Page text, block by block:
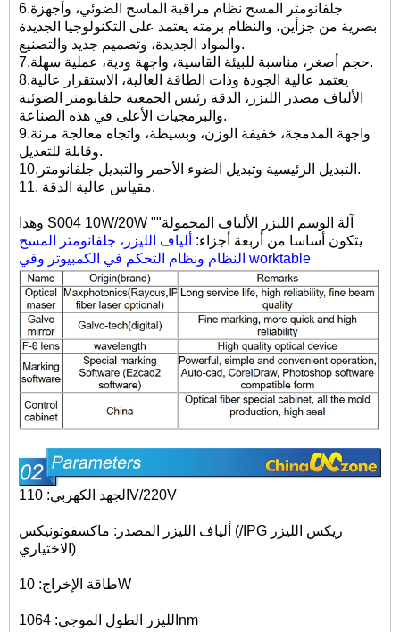
6.جلفانومتر المسح نظام مراقبة الماسح الضوئي، وأجهزة
بصرية من جزأين، والنظام برمته يعتمد على التكنولوجيا الجديدة
والمواد الجديدة، وتصميم جديد والتصنيع.
7.
حجم أصغر، مناسبة للبيئة القاسية، واجهة ودية، عملية سهلة.
8.يعتمد عالية الجودة وذات الطاقة العالية، الاستقرار عالية
الألياف مصدر الليزر، الدقة رئيس الجمعية جلفانومتر الضوئية
والبرمجيات الأعلى في هذه الصناعة.
9.واجهة المدمجة، خفيفة الوزن، وبسيطة، واتجاه معالجة مرنة
وقابلة للتعديل.
10.
التبديل الرئيسية وتبديل الضوء الأحمر والتبديل جلفانومتر.
11.
مقياس عالية الدقة.
وهذا S004 10W/20W "آلة الوسم الليزر الألياف المحمولة"
يتكون أساسا من أربعة أجزاء: ألياف الليزر، جلفانومتر المسح
النظام ونظام التحكم في الكمبيوتر وفي worktable
الجهد الكهربي: 110V/220V
ألياف الليزر المصدر: ماكسفوتونيكس (/IPG ريكس الليزر
الاختياري)
طاقة الإخراج: 10W
الليزر الطول الموجي: 1064nm